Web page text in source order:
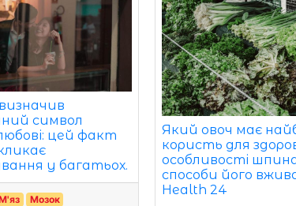
символ
цей факт
у багатьох.
Мозок
Який овоч має
користь для
особливості
способи його
Health 24